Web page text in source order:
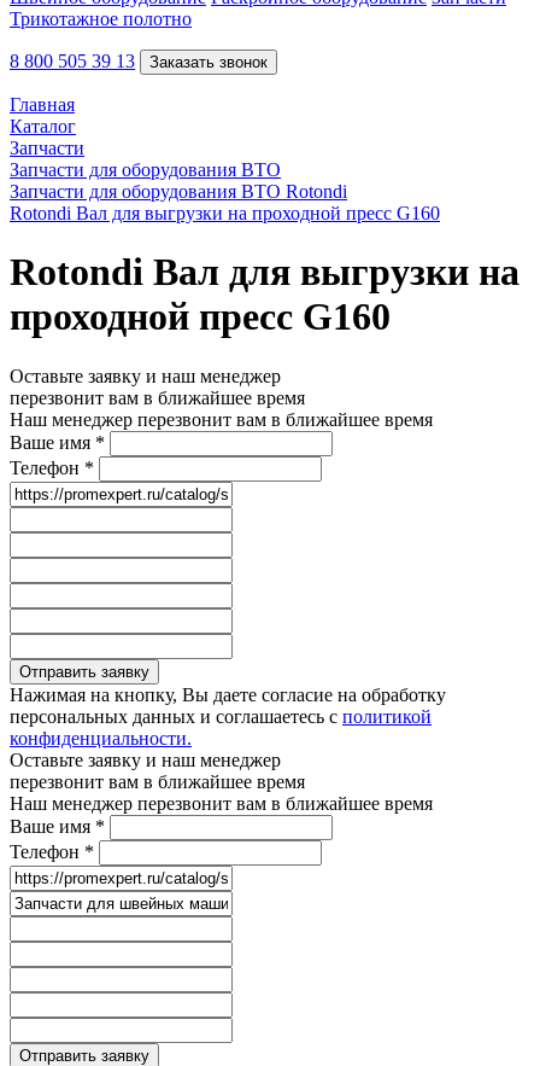
Трикотажное полотно
8 800 505 39 13 Заказать звонок
Главная
Каталог
Запчасти
Запчасти для оборудования ВТО
Запчасти для оборудования ВТО Rotondi
Rotondi Вал для выгрузки на проходной пресс G160
Rotondi Вал для выгрузки на
проходной пресс G160
Оставьте заявку и наш менеджер
перезвонит вам в ближайшее время
Наш менеджер перезвонит вам в ближайшее время
Ваше имя *
Телефон *
Отправить заявку
Нажимая на кнопку, Вы даете согласие на обработку
персональных данных и соглашаетесь с политикой
конфиденциальности.
Оставьте заявку и наш менеджер
перезвонит вам в ближайшее время
Наш менеджер перезвонит вам в ближайшее время
Ваше имя *
Телефон *
Отправить заявку